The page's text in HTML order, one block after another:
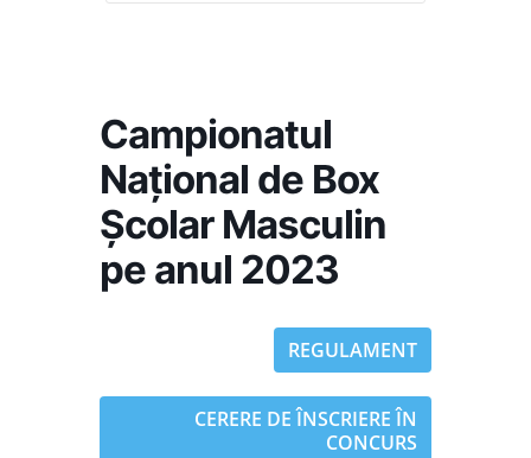
Campionatul
Național de Box
Școlar Masculin
pe anul 2023
REGULAMENT
CERERE DE ÎNSCRIERE ÎN
CONCURS